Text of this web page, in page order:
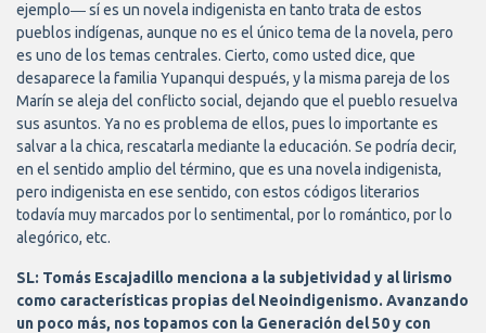
ejemplo― sí es un novela indigenista en tanto trata de estos
pueblos indígenas, aunque no es el único tema de la novela, pero
es uno de los temas centrales. Cierto, como usted dice, que
desaparece la familia Yupanqui después, y la misma pareja de los
Marín se aleja del conflicto social, dejando que el pueblo resuelva
sus asuntos. Ya no es problema de ellos, pues lo importante es
salvar a la chica, rescatarla mediante la educación. Se podría decir,
en el sentido amplio del término, que es una novela indigenista,
pero indigenista en ese sentido, con estos códigos literarios
todavía muy marcados por lo sentimental, por lo romántico, por lo
alegórico, etc.
SL: Tomás Escajadillo menciona a la subjetividad y al lirismo
como características propias del Neoindigenismo. Avanzando
un poco más, nos topamos con la Generación del 50 y con